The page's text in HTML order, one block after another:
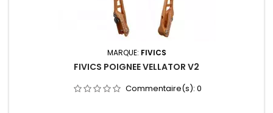
MARQUE: FIVICS
FIVICS POIGNEE VELLATOR V2
Commentaire(s): 0